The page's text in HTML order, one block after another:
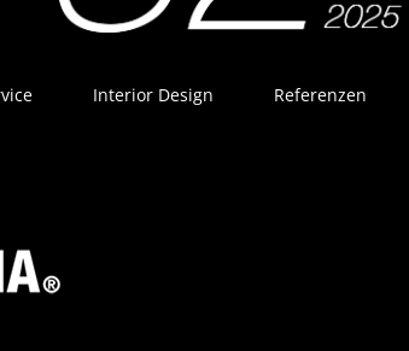
Interior Design Referenzen